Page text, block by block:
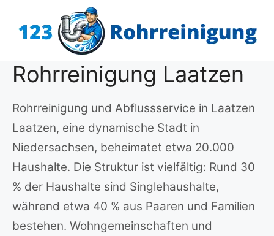
Inhalt
Rohrreinigung Laatzen
Rohrreinigung und Abflussservice in Laatzen
Laatzen, eine dynamische Stadt in
Niedersachsen, beheimatet etwa 20.000
Haushalte. Die Struktur ist vielfältig: Rund 30
% der Haushalte sind Singlehaushalte,
während etwa 40 % aus Paaren und Familien
bestehen. Wohngemeinschaften und